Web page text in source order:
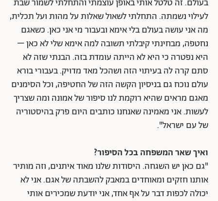
בעולם. זה טלטל אותי באופן עוצמתי והתחלתי לשמור שבת
לעילוי נשמתה. התחלתי לשאול שאלות על מהות ועל תכלית,
מה אני עושה בעולם בלי אימא ובעבור מי אני כאן. כשאגם
נחטפה, מבחינתי קיבלתי תשובה למה אימא שלי לא כאן –
היא נפטרה כי היא לא הייתה עומדת בזה. הבנתי שזה לא
סתם קרה לה בעיתוי הזה ושהכל מאד מדויק. בעבורי בורא
עולם נוכח גם בניסיון הקשה הזה של החטיפה, וכל הסימנים
מאגם מראים שהיא רוקמת לנו סיפור של אמונה ומה שצריך
לעשות. אני מאמינה שאנחנו כותבים היום פרק בהיסטוריה
של עם ישראל".
ואיך שאר המשפחה בכל הסיפור?
"גם כאן יש השגחה. היסודות שלנו מאוד איתנים, וזה מותיר
אותנו חזקים ומאוחדים במאבק להשבתה של אגם. אני לא
יכולה לכפות דבר על אף אחד, אני יודעת שמכירים אותי